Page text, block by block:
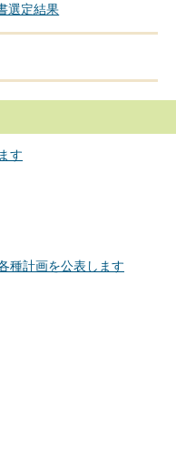
選定結果
す
種計画を公表します